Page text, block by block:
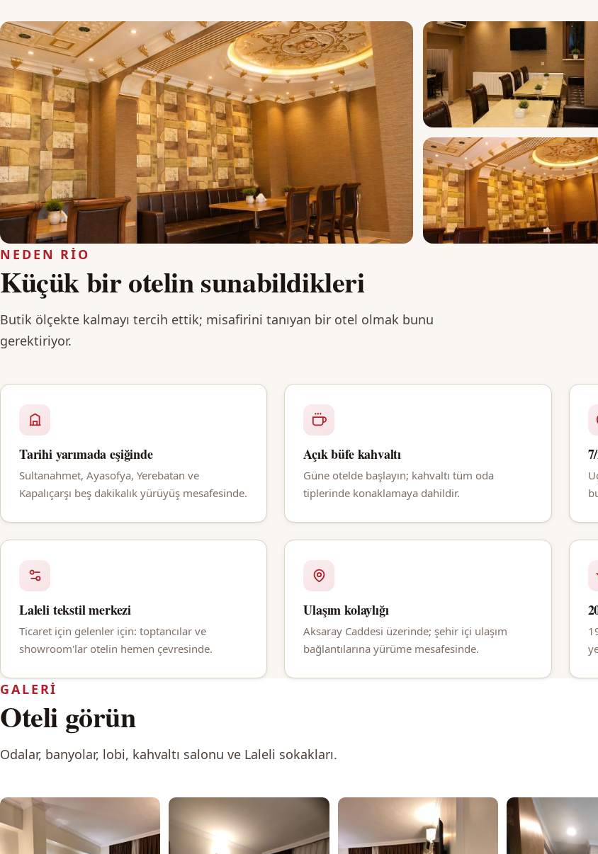
NEDEN RIO
Küçük bir otelin sunabildikleri
Butik ölçekte kalmayı tercih ettik; misafirini tanıyan bir otel olmak bunu
gerektiriyor.
Tarihi yarımada eşiğinde
Sultanahmet, Ayasofya, Yerebatan ve
Kapalıçarşı beş dakikalık yürüyüş mesafesinde.
Açık büfe kahvaltı
Güne otelde başlayın; kahvaltı tüm oda
tiplerinde konaklamaya dahildir.
Laleli tekstil merkezi
Ticaret için gelenler için: toptancılar ve
showroom'lar otelin hemen çevresinde.
Ulaşım kolaylığı
Aksaray Caddesi üzerinde; şehir içi ulaşım
bağlantılarına yürüme mesafesinde.
GALERI
Oteli görün
Odalar, banyolar, lobi, kahvaltı salonu ve Laleli sokakları.